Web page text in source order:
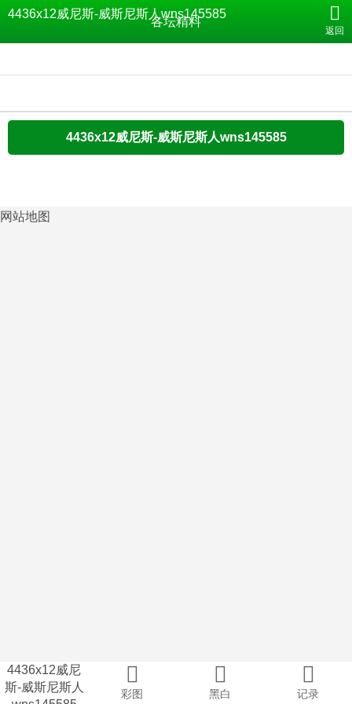
各坛精料-4436x12威尼斯
4436x12威尼斯-威斯尼斯人wns145585
各坛精料
返回
4436x12威尼斯-威斯尼斯人wns145585
4436x12威尼
斯-威斯尼斯人
彩图 黑白 记录
网站地图